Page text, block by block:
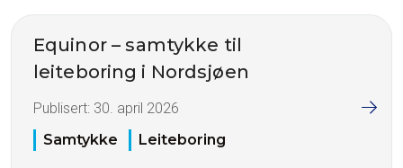
Equinor – samtykke til
leiteboring i Nordsjøen
Publisert: 30. april 2026
Samtykke
Leiteboring